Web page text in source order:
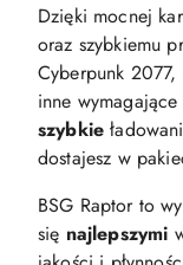
Dzięki mocnej
oraz szybkiemu
Cyberpunk
inne
szybkie
dostajesz w
BSG Raptor to
się najlepszymi